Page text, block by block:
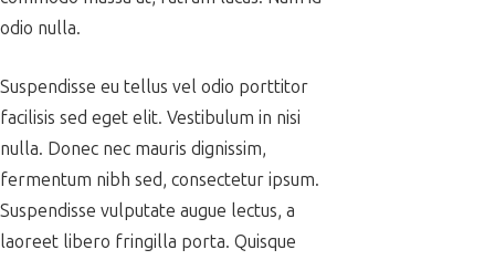
odio nulla.
Suspendisse eu tellus vel odio porttitor
facilisis sed eget elit. Vestibulum in nisi
nulla. Donec nec mauris dignissim,
fermentum nibh sed, consectetur ipsum.
Suspendisse vulputate augue lectus, a
laoreet libero fringilla porta. Quisque